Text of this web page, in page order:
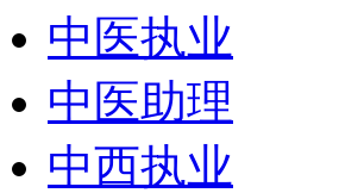
中医执业
中医助理
中西执业